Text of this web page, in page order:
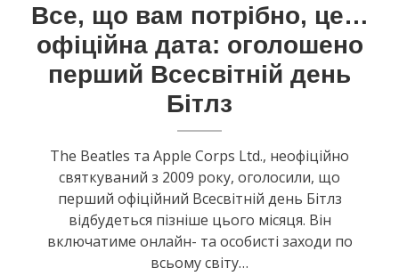
Все, що вам потрібно, це…
офіційна дата: оголошено
перший Всесвітній день
Бітлз
The Beatles та Apple Corps Ltd., неофіційно
святкуваний з 2009 року, оголосили, що
перший офіційний Всесвітній день Бітлз
відбудеться пізніше цього місяця. Він
включатиме онлайн- та особисті заходи по
всьому світу…